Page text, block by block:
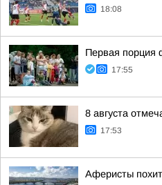
18:08
Первая
17:55
8 августа
17:53
Аферисты